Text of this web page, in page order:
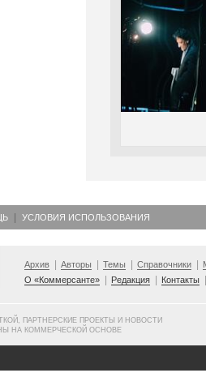
УСЛОВИЯ ИСПОЛЬЗОВАНИЯ
Архив Авторы Темы Справочники
О «Коммерсанте»
Редакция Контакты
ПАРТНЕРСКИЕ ПРОЕКТЫ И НОВОСТИ
НА КОММЕРЧЕСКОЙ ОСНОВЕ